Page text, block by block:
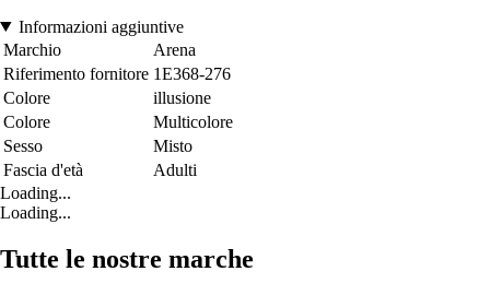
Informazioni aggiuntive
Marchio
Arena
Riferimento fornitore 1E368-276
Colore
illusione
Colore
Multicolore
Sesso
Misto
Fascia d'età
Adulti
Loading...
Loading...
Tutte le nostre marche